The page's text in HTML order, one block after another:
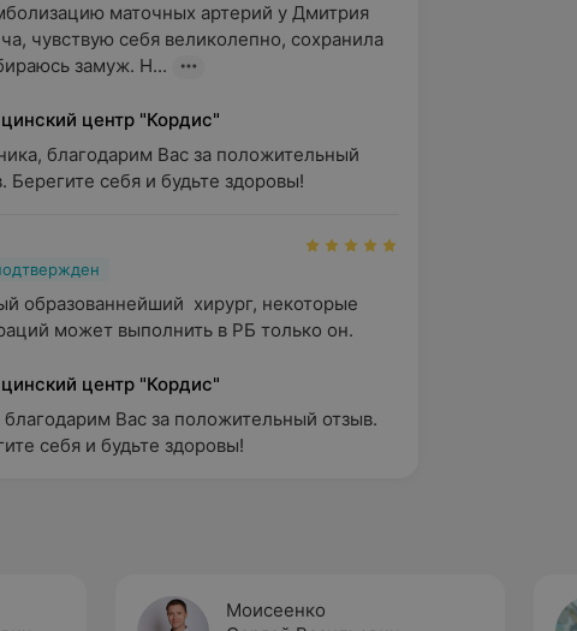
маточных артерий у Дмитрия
чувствую себя великолепно, сохранила
замуж. Н...
центр "Кордис"
благодарим Вас за положительный
Берегите себя и будьте здоровы!
образованнейший  хирург, некоторые
может выполнить в РБ только он.
центр "Кордис"
благодарим Вас за положительный отзыв.
себя и будьте здоровы!
Моисеенко